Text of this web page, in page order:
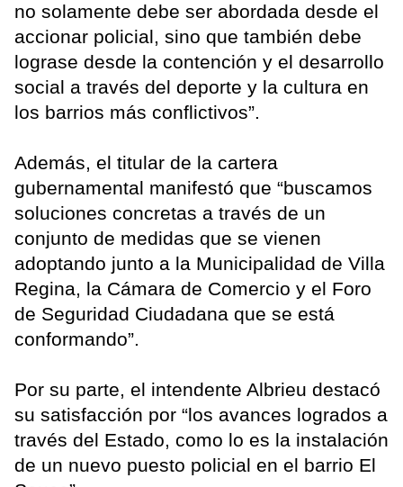
no solamente debe ser abordada desde el
accionar policial, sino que también debe
lograse desde la contención y el desarrollo
social a través del deporte y la cultura en
los barrios más conflictivos”.
Además, el titular de la cartera
gubernamental manifestó que “buscamos
soluciones concretas a través de un
conjunto de medidas que se vienen
adoptando junto a la Municipalidad de Villa
Regina, la Cámara de Comercio y el Foro
de Seguridad Ciudadana que se está
conformando”.
Por su parte, el intendente Albrieu destacó
su satisfacción por “los avances logrados a
través del Estado, como lo es la instalación
de un nuevo puesto policial en el barrio El